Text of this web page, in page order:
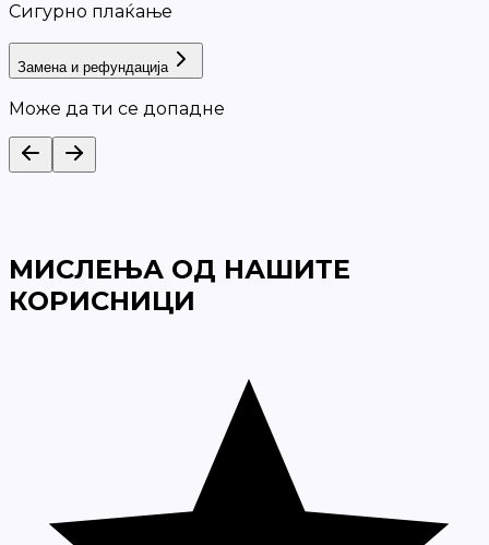
Сигурно плаќање
Замена и рефундација
Може да ти се допадне
МИСЛЕЊА ОД НАШИТЕ
КОРИСНИЦИ